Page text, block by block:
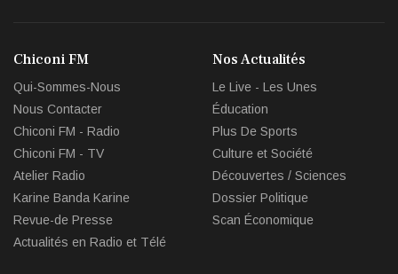
Chiconi FM
Qui-Sommes-Nous
Nous Contacter
Chiconi FM - Radio
Chiconi FM - TV
Atelier Radio
Karine Banda Karine
Revue-de Presse
Actualités en Radio et Télé
Nos Actualités
Le Live - Les Unes
Éducation
Plus De Sports
Culture et Société
Découvertes / Sciences
Dossier Politique
Scan Économique